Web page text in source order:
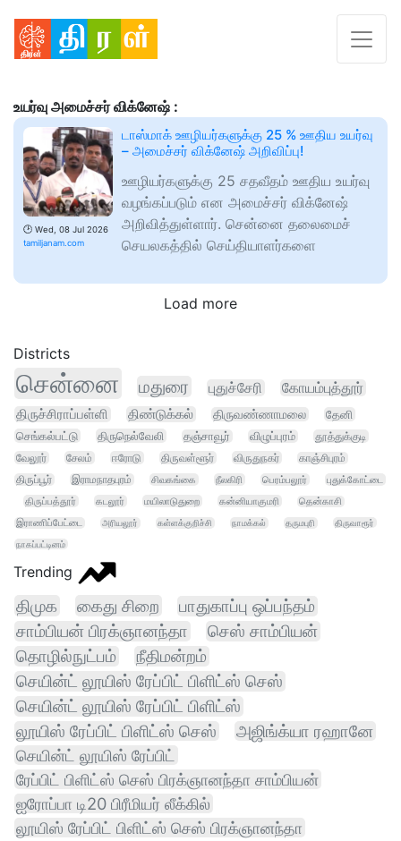
உயர்வு அமைச்சர் விக்னேஷ் :
🕑 Wed, 08 Jul 2026
tamiljanam.com
டாஸ்மாக் ஊழியர்களுக்கு 25 % ஊதிய உயர்வு
– அமைச்சர் விக்னேஷ் அறிவிப்பு!
ஊழியர்களுக்கு 25 சதவீதம் ஊதிய உயர்வு
வழங்கப்படும் என அமைச்சர் விக்னேஷ்
அறிவித்துள்ளார். சென்னை தலைமைச்
செயலகத்தில் செய்தியாளர்களை
Load more
Districts
சென்னை மதுரை புதுச்சேரி கோயம்புத்தூர்
திருச்சிராப்பள்ளி திண்டுக்கல் திருவண்ணாமலை
தேனி
செங்கல்பட்டு
திருநெல்வேலி தஞ்சாவூர் விழுப்புரம்
தூத்துக்குடி
வேலூர்
சேலம் ஈரோடு திருவள்ளூர் விருதுநகர்
காஞ்சிபுரம்
திருப்பூர்
இராமநாதபுரம் சிவகங்கை நீலகிரி பெரம்பலூர்
புதுக்கோட்டை
திருப்பத்தூர்
கடலூர் மயிலாடுதுறை கன்னியாகுமரி
தென்காசி
இராணிப்பேட்டை
அரியலூர் கள்ளக்குறிச்சி நாமக்கல் தருமபுரி
திருவாரூர்
நாகப்பட்டினம்
Trending
திமுக கைது சிறை
பாதுகாப்பு ஒப்பந்தம்
சாம்பியன் பிரக்ஞானந்தா
செஸ் சாம்பியன்
தொழில்நுட்பம்
நீதிமன்றம்
செயின்ட் லூயிஸ் ரேப்பிட் பிளிட்ஸ் செஸ்
செயின்ட் லூயிஸ் ரேப்பிட் பிளிட்ஸ்
லூயிஸ் ரேப்பிட் பிளிட்ஸ் செஸ்
அஜிங்க்யா ரஹானே
செயின்ட் லூயிஸ் ரேப்பிட்
ரேப்பிட் பிளிட்ஸ் செஸ் பிரக்ஞானந்தா சாம்பியன்
ஐரோப்பா டி20 பிரீமியர் லீக்கில்
லூயிஸ் ரேப்பிட் பிளிட்ஸ் செஸ் பிரக்ஞானந்தா